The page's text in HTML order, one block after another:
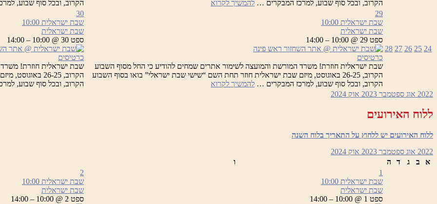
הקרוב, ובכל סוף שבוע, למרכז המבקרים … להמשיך לקרוא
הקרוב, ובכל סוף שבוע,
24
25
26
27
28
29
שבת ישראלית 10:00
שבת ישראלית
ספט 29 @ 10:00 – 14:00
כרטיסים
שבת ישראלית חוזרת! משרד המורשת והמועצה לשימור אתרים שמחים להודיע כי החל מסוף השבוע
הקרוב, 26-25 באוגוסט, מיזם שבת ישראלית חוזר תחת השם “שישי שבת ישראלי” בואו בסוף השבוע
הקרוב, ובכל סוף שבוע, למרכז המבקרים … להמשיך לקרוא
30
שבת ישראלית 10:00
שבת ישראלית
ספט 30 @ 10:00 – 14:00
כרטיסים
שבת ישראלית חוזרת!
הקרוב, 26-25
הקרוב, ובכל סוף שבוע,
2022 אוג ספטמבר 2023 אוק 2024
ללוח האירועים
ללוח האירועים יש ללחוץ על התאריך בלוח השנה
2022 אוג ספטמבר 2023 אוק 2024
א
ב ג ד ה
ו
1
שבת ישראלית 10:00
שבת ישראלית
ספט 1 @ 10:00 – 14:00
2
שבת ישראלית 10:00
שבת ישראלית
ספט 2 @ 10:00 – 14:00